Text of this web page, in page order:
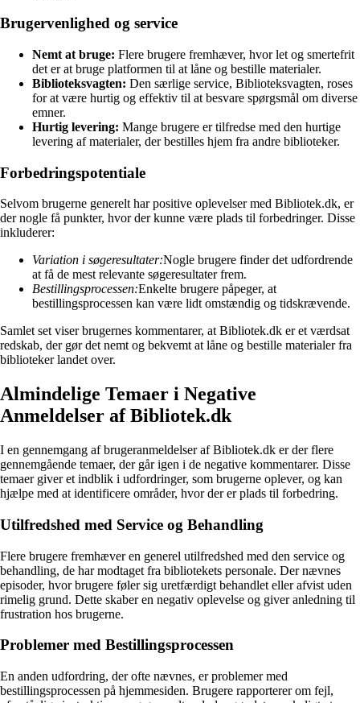
Brugervenlighed og service
Nemt at bruge: Flere brugere fremhæver, hvor let og smertefrit
det er at bruge platformen til at låne og bestille materialer.
Biblioteksvagten: Den særlige service, Biblioteksvagten, roses
for at være hurtig og effektiv til at besvare spørgsmål om diverse
emner.
Hurtig levering: Mange brugere er tilfredse med den hurtige
levering af materialer, der bestilles hjem fra andre biblioteker.
Forbedringspotentiale
Selvom brugerne generelt har positive oplevelser med Bibliotek.dk, er
der nogle få punkter, hvor der kunne være plads til forbedringer. Disse
inkluderer:
Variation i søgeresultater:Nogle brugere finder det udfordrende
at få de mest relevante søgeresultater frem.
Bestillingsprocessen:Enkelte brugere påpeger, at
bestillingsprocessen kan være lidt omstændig og tidskrævende.
Samlet set viser brugernes kommentarer, at Bibliotek.dk er et værdsat
redskab, der gør det nemt og bekvemt at låne og bestille materialer fra
biblioteker landet over.
Almindelige Temaer i Negative
Anmeldelser af Bibliotek.dk
I en gennemgang af brugeranmeldelser af Bibliotek.dk er der flere
gennemgående temaer, der går igen i de negative kommentarer. Disse
temaer giver et indblik i udfordringer, som brugerne oplever, og kan
hjælpe med at identificere områder, hvor der er plads til forbedring.
Utilfredshed med Service og Behandling
Flere brugere fremhæver en generel utilfredshed med den service og
behandling, de har modtaget fra bibliotekets personale. Der nævnes
episoder, hvor brugere føler sig uretfærdigt behandlet eller afvist uden
rimelig grund. Dette skaber en negativ oplevelse og giver anledning til
frustration hos brugerne.
Problemer med Bestillingsprocessen
En anden udfordring, der ofte nævnes, er problemer med
bestillingsprocessen på hjemmesiden. Brugere rapporterer om fejl,